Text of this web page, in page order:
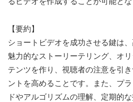
【要約】
ショートビデオを成功させる鍵は、
魅力的なストーリーテリング、オ
テンツを作り、視聴者の注意を引
ントを高めることです。また、プ
ドやアルゴリズムの理解、定期的